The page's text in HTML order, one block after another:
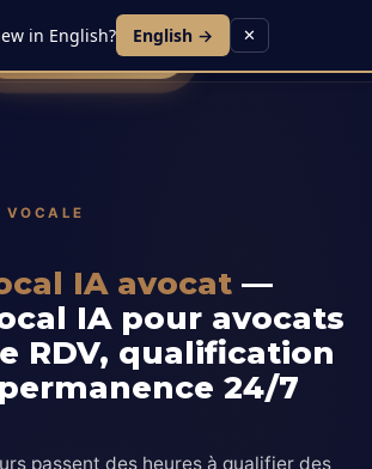
Agent VocalContactBlog
Réserver une démo
IA avocat —
IA pour avocats
RDV, qualification
24/7
passent des heures à qualifier des
in English? English → ✕